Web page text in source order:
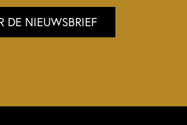
DE NIEUWSBRIEF